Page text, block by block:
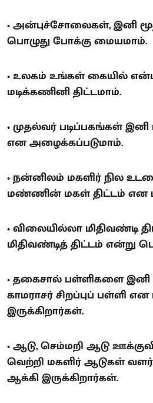
• அன்புச்சோலைகள், இனி
பொழுது போக்கு மையமாம்.
• உலகம் உங்கள் கையில்
மடிக்கணினி திட்டமாம்.
• முதல்வர் படிப்பகங்கள் இனி
என அழைக்கப்படுமாம்.
• நன்னிலம் மகளிர் நில
மண்ணின் மகள் திட்டம் என
• விலையில்லா மிதிவண்டி
மிதிவண்டித் திட்டம் என்று
• தகைசால் பள்ளிகளை
காமராசர் சிறப்புப் பள்ளி என
இருக்கிறார்கள்.
• ஆடு, செம்மறி ஆடு
வெற்றி மகளிர் ஆடுகள்
ஆக்கி இருக்கிறார்கள்.